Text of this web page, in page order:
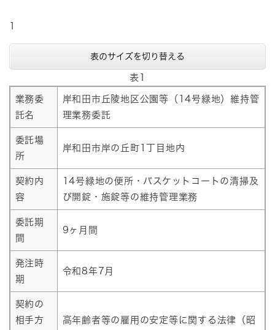
表のサイズを切り替える
表1
業務委
託名
岸和田市丘陵地区公園等（14号緑地）維持管
理業務委託
委託場
所
岸和田市岸の丘町1丁目地内
契約内
容
14号緑地の便所・バスケットコートの清掃及
び開錠・施錠等の維持管理業務
委託期
間
9ヶ月間
発注時
期
令和8年7月
契約の
相手方
高年齢者等の雇用の安定等に関する法律（昭